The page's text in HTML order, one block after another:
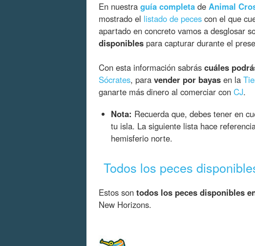
En nuestra guía completa de Animal
mostrado el listado de peces con el que
apartado en concreto vamos a desglosar
disponibles para capturar durante el
Con esta información sabrás cuáles
Sócrates, para vender por bayas en la
ganarte más dinero al comerciar con CJ.
Nota: Recuerda que, debes tener en
tu isla. La siguiente lista hace
hemisferio norte.
Todos los peces
Estos son todos los peces disponibles
New Horizons.